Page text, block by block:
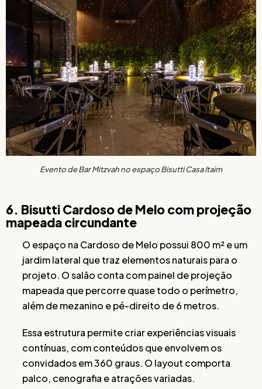
Evento de Bar Mitzvah no espaço Bisutti Casa Itaim
6. Bisutti Cardoso de Melo com projeção
mapeada circundante
O espaço na Cardoso de Melo possui 800 m² e um
jardim lateral que traz elementos naturais para o
projeto. O salão conta com painel de projeção
mapeada que percorre quase todo o perímetro,
além de mezanino e pé-direito de 6 metros.
Essa estrutura permite criar experiências visuais
contínuas, com conteúdos que envolvem os
convidados em 360 graus. O layout comporta
palco, cenografia e atrações variadas.